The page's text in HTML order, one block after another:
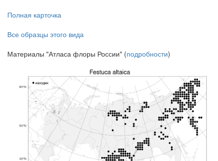
Полная карточка
Все образцы этого вида
Материалы "Атласа флоры России" (подробности)